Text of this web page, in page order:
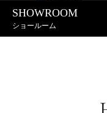
SHOWROOM
ショールーム